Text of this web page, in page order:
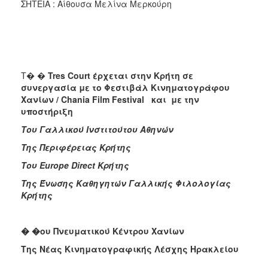
ΣΗΤΕΙΑ : Αίθουσα Μελίνα Μερκούρη
Τ� � Tres Court έρχεται στην Κρήτη σε
συνεργασία με το Φεστιβάλ Κινηματογράφου
Χανίων / Chania Film Festival και με την
υποστήριξη
Του Γαλλικού Ινστιτούτου Αθηνών
Της Περιφέρειας Κρήτης
Του Europe Direct Κρήτης
Της Ένωσης Καθηγητών Γαλλικής Φιλολογίας
Κρήτης
� �ου Πνευματικού Κέντρου Χανίων
Της Νέας Κινηματογραφικής Λέσχης Ηρακλείου